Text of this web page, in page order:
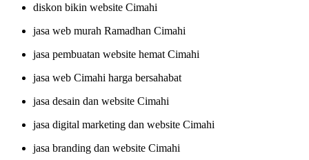
diskon bikin website Cimahi
jasa web murah Ramadhan Cimahi
jasa pembuatan website hemat Cimahi
jasa web Cimahi harga bersahabat
jasa desain dan website Cimahi
jasa digital marketing dan website Cimahi
jasa branding dan website Cimahi